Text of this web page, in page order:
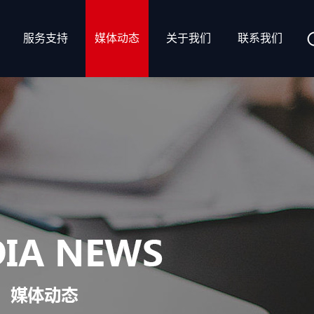
服务支持 媒体动态 关于我们 联系我们